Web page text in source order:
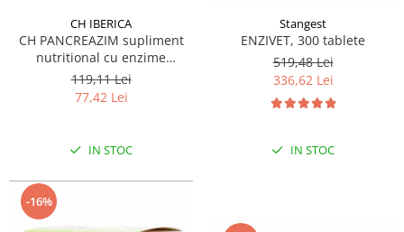
CH IBERICA
CH PANCREAZIM supliment
nutritional cu enzime
vegetale, pentru caini si pisici
60 tbl
119,11 Lei
77,42 Lei
IN STOC
Stangest
ENZIVET, 300 tablete
519,48 Lei
336,62 Lei
IN STOC
-16%